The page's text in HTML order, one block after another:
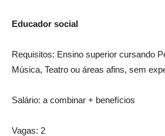
Educador social
Requisitos: Ensino superior cursando
Música, Teatro ou áreas afins, sem
Salário: a combinar + benefícios
Vagas: 2